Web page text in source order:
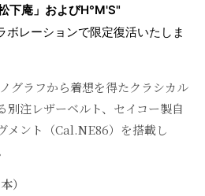
下庵」およびH°M'S"
ボレーションで限定復活いたしま
グラフから着想を得たクラシカル
別注レザーベルト、セイコー製自
メント（Cal.NE86）を搭載し
）